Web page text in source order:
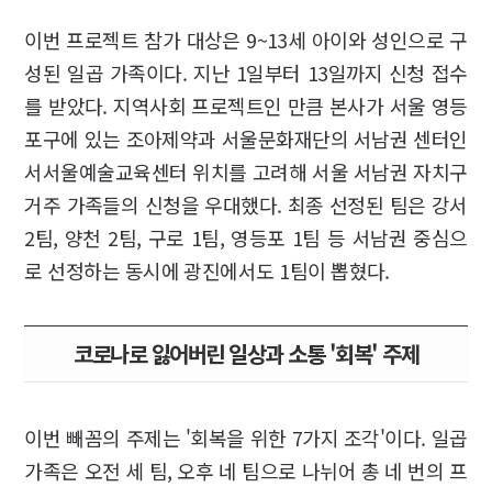
이번 프로젝트 참가 대상은 9~13세 아이와 성인으로 구
성된 일곱 가족이다. 지난 1일부터 13일까지 신청 접수
를 받았다. 지역사회 프로젝트인 만큼 본사가 서울 영등
포구에 있는 조아제약과 서울문화재단의 서남권 센터인
서서울예술교육센터 위치를 고려해 서울 서남권 자치구
거주 가족들의 신청을 우대했다. 최종 선정된 팀은 강서
2팀, 양천 2팀, 구로 1팀, 영등포 1팀 등 서남권 중심으
로 선정하는 동시에 광진에서도 1팀이 뽑혔다.
코로나로 잃어버린 일상과 소통 '회복' 주제
이번 빼꼼의 주제는 '회복을 위한 7가지 조각'이다. 일곱
가족은 오전 세 팀, 오후 네 팀으로 나뉘어 총 네 번의 프